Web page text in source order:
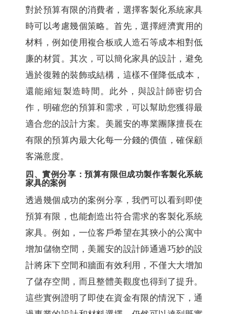
對於預算有限的消費者，選擇客製化系統家具
時可以考慮幾個策略。首先，選擇經濟實用的
材料，例如使用複合板或人造石等成本相對低
廉的材質。其次，可以簡化家具的設計，避免
過於復雜的裝飾或結構，這樣不僅降低成本，
還能縮短製造時間。此外，與設計師密切合
作，明確您的預算和需求，可以幫助您獲得最
適合您的設計方案。美麗安的專業團隊擅長在
有限的預算內最大化每一分錢的價值，確保顧
客滿意度。
四、實例分享：預算有限但成功製作客製化系統
家具的案例
透過幾個成功的案例分享，我們可以看到即使
預算有限，也能創造出符合需求的客製化系統
家具。例如，一位客戶希望在其狹小的公寓中
增加儲物空間，美麗安的設計師通過巧妙的設
計將床下空間和牆面有效利用，不僅大大增加
了儲存空間，而且整體美觀度也得到了提升。
這些實例證明了即使在資金有限的情況下，通